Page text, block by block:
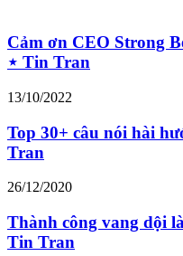
Cảm ơn CEO Strong
⋆ Tin Tran
13/10/2022
Top 30+ câu nói hài
Tran
26/12/2020
Thành công vang dội
Tin Tran